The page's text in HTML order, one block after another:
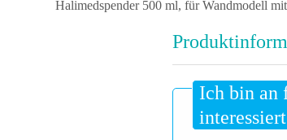
Halimedspender 500 ml, für Wandmodell
Ich bin an